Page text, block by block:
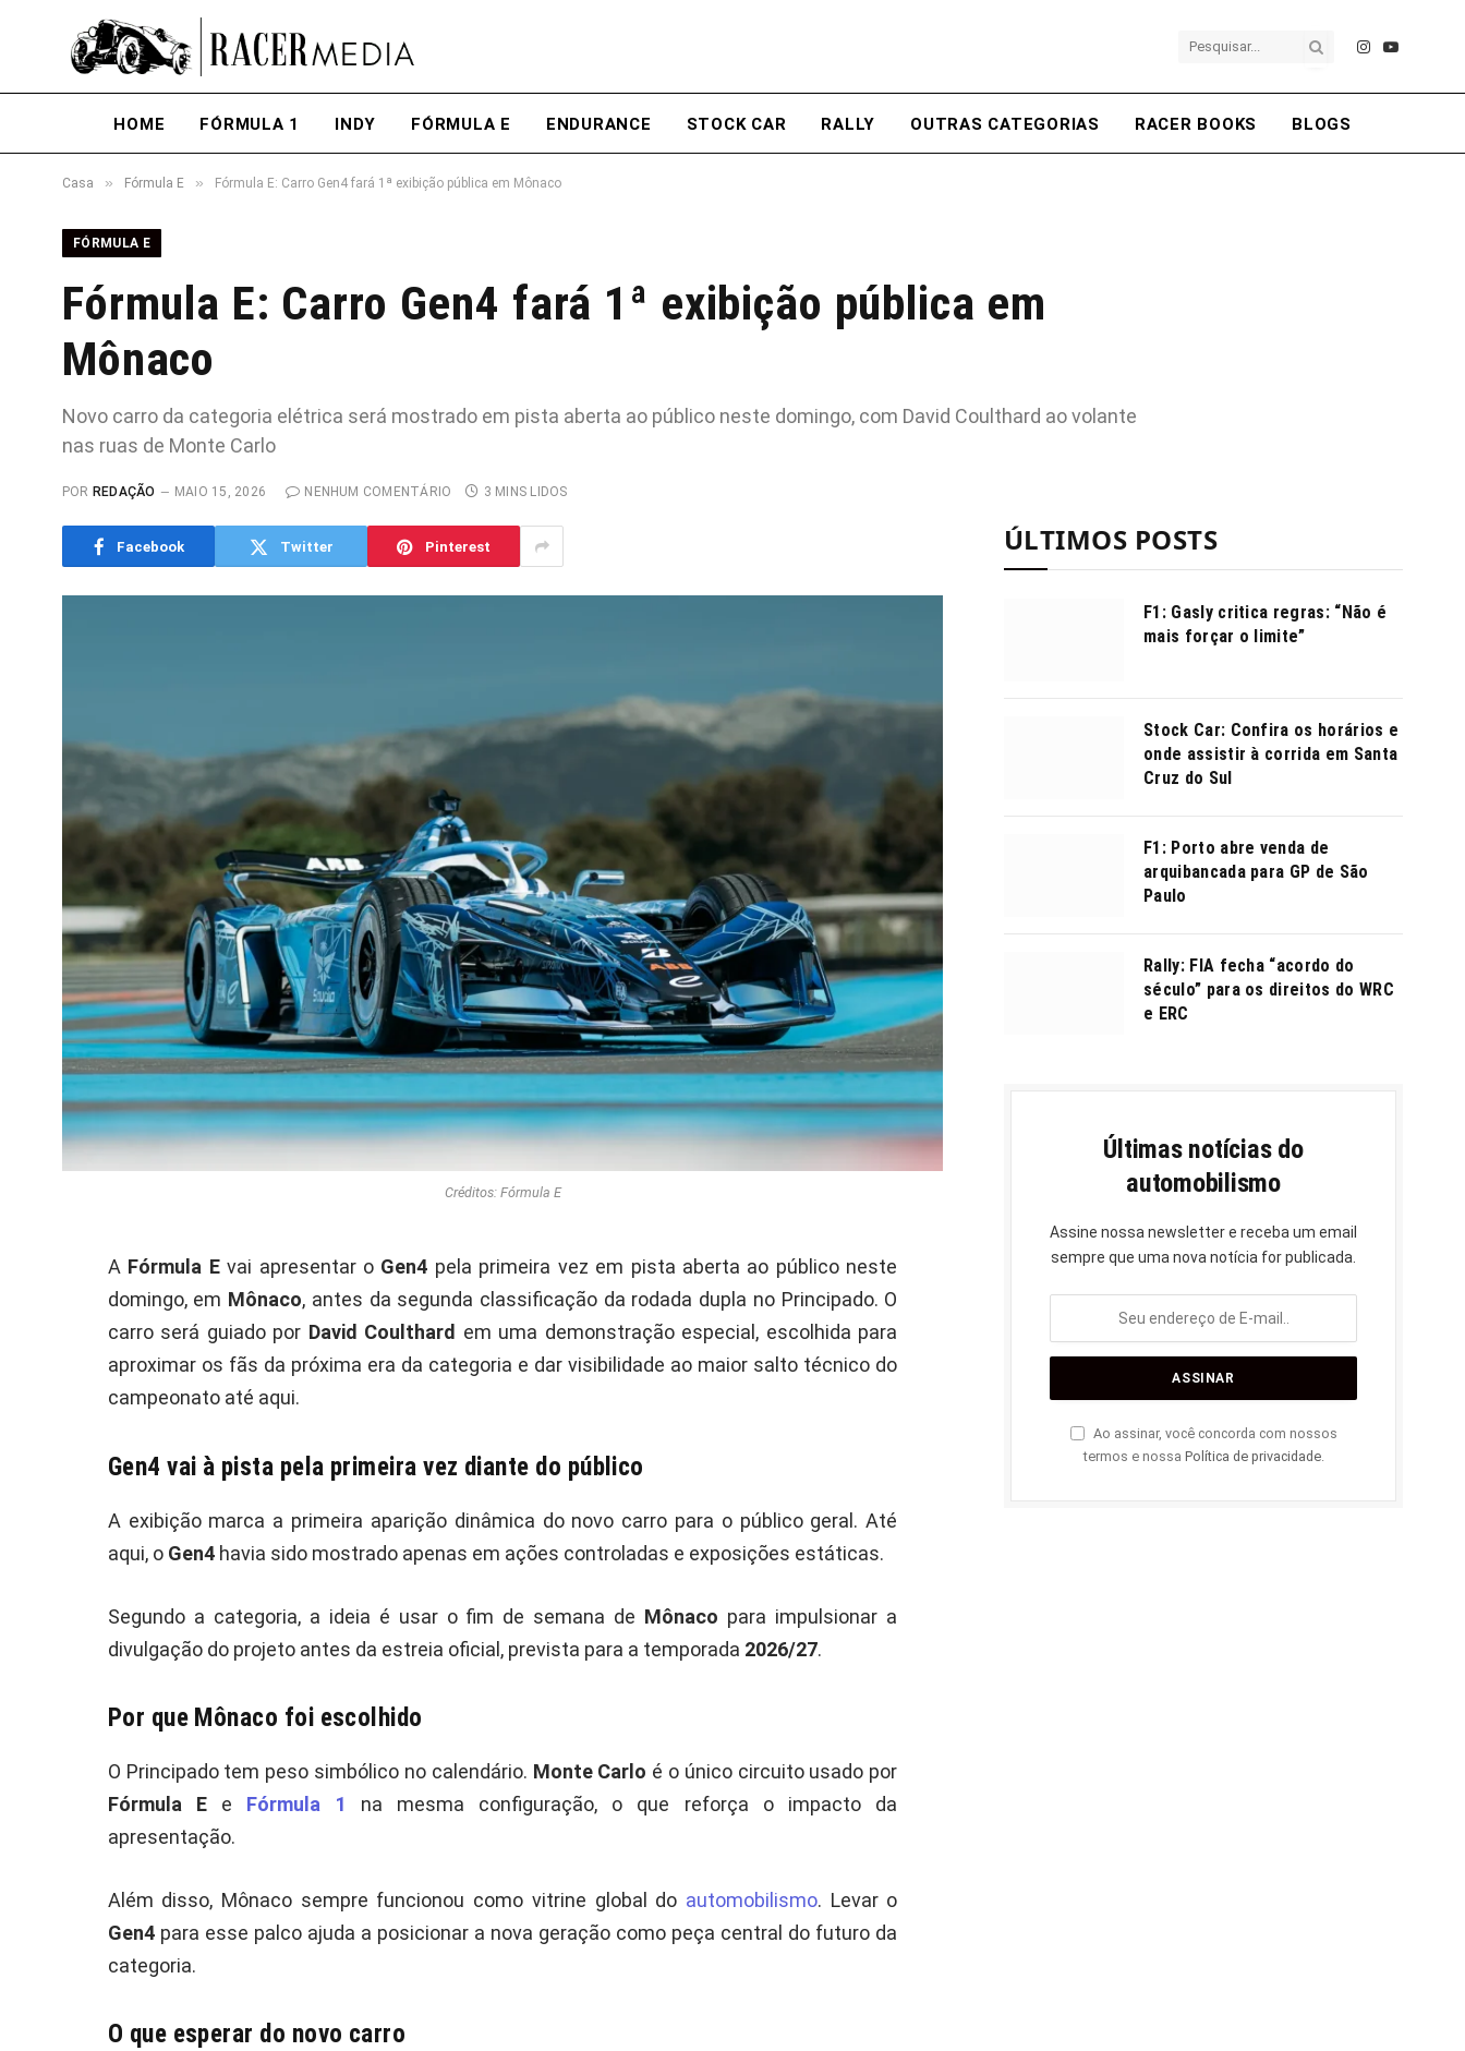
Instagram
YouTube
HOME FÓRMULA 1 INDY FÓRMULA E ENDURANCE STOCK CAR RALLY OUTRAS CATEGORIAS RACER BOOKS BLOGS
Casa » Fórmula E » Fórmula E: Carro Gen4 fará 1ª exibição pública em Mônaco
FÓRMULA E
Fórmula E: Carro Gen4 fará 1ª exibição pública em
Mônaco
Novo carro da categoria elétrica será mostrado em pista aberta ao público neste domingo, com David Coulthard ao volante
nas ruas de Monte Carlo
POR REDAÇÃO MAIO 15, 2026 NENHUM COMENTÁRIO 3 MINS LIDOS
Facebook Twitter Pinterest
Créditos: Fórmula E
A Fórmula Evai apresentar o Gen4 pela primeira vez em pista aberta ao público neste
domingo, em Mônaco, antes da segunda classificação da rodada dupla no Principado. O
carro será guiado por David Coulthard em uma demonstração especial, escolhida para
aproximar os fãs da próxima era da categoria e dar visibilidade ao maior salto técnico do
campeonato até aqui.
Gen4 vai à pista pela primeira vez diante do público
A exibição marca a primeira aparição dinâmica do novo carro para o público geral. Até
aqui, o Gen4havia sido mostrado apenas em ações controladas e exposições estáticas.
Segundo a categoria, a ideia é usar o fim de semana de Mônaco para impulsionar a
divulgação do projeto antes da estreia oficial, prevista para a temporada 2026/27.
Por que Mônaco foi escolhido
O Principado tem peso simbólico no calendário. Monte Carlo é o único circuito usado por
Fórmula Ee Fórmula 1
na mesma configuração, o que reforça o impacto da
apresentação.
Além disso, Mônaco sempre funcionou como vitrine global do automobilismo. Levar o
Gen4para esse palco ajuda a posicionar a nova geração como peça central do futuro da
categoria.
O que esperar do novo carro
ÚLTIMOS POSTS
F1: Gasly critica regras: “Não é
mais forçar o limite”
Stock Car: Confira os horários e
onde assistir à corrida em Santa
Cruz do Sul
F1: Porto abre venda de
arquibancada para GP de São
Paulo
Rally: FIA fecha “acordo do
século” para os direitos do WRC
e ERC
Últimas notícias do
automobilismo
Assine nossa newsletter e receba um email
sempre que uma nova notícia for publicada.
Ao assinar, você concorda com nossos
termos e nossa Política de privacidade.